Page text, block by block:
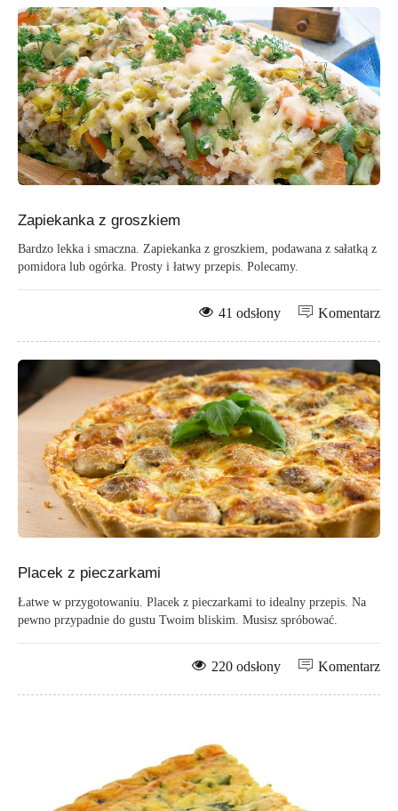
Zapiekanka z groszkiem
Bardzo lekka i smaczna. Zapiekanka z groszkiem, podawana z sałatką z
pomidora lub ogórka. Prosty i łatwy przepis. Polecamy.
Komentarz
41 odsłony
Placek z pieczarkami
Łatwe w przygotowaniu. Placek z pieczarkami to idealny przepis. Na
pewno przypadnie do gustu Twoim bliskim. Musisz spróbować.
Komentarz
220 odsłony